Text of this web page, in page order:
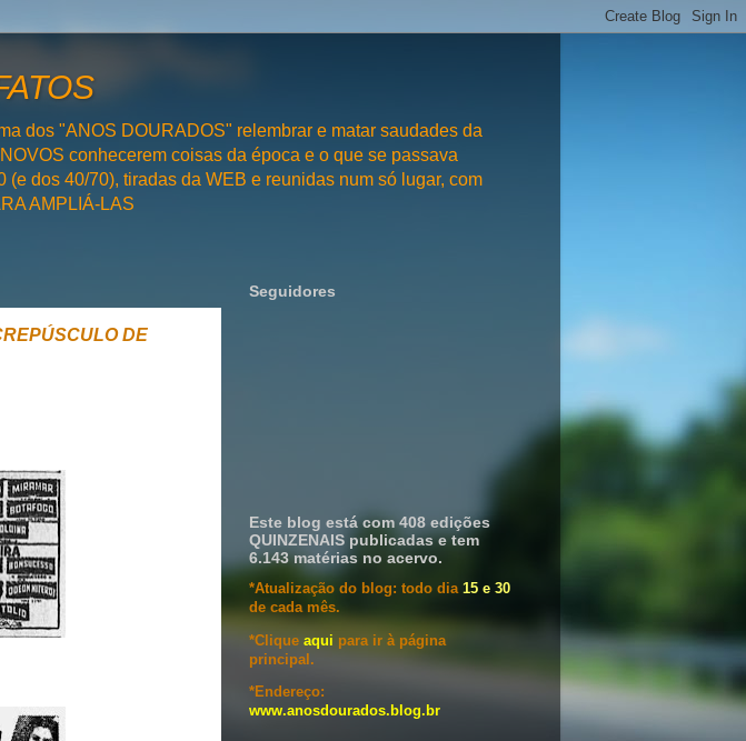
dos "ANOS DOURADOS" relembrar e matar saudades da
conhecerem coisas da época e o que se passava
dos 40/70), tiradas da WEB e reunidas num só lugar, com
AMPLIÁ-LAS
DE
Seguidores
Este blog está com 408 edições
QUINZENAIS publicadas e tem
6.143 matérias no acervo.
*Atualização do blog: todo dia 15 e 30
de cada mês.
*Clique aqui para ir à página
principal.
*Endereço:
www.anosdourados.blog.br